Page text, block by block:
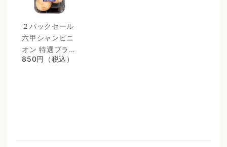
２パックセール
六甲シャンピニ
オン 特選ブラウ
ンマッシュルー
850円（税込）